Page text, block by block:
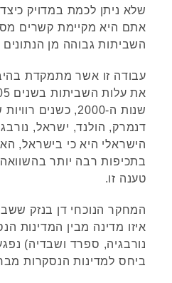
שלא ניתן לכמת במדויק
אתם היא מקיימת קשרים
השביתות גבוהה מן
עבודה זו אשר מתמקדת
שנות ה-2000,
דנמרק, הולנד, ישראל,
הישראלי היא כי בישראל,
בתכיפות רבה יותר
טענה זו.
המחקר הנוכחי דן בנזק
איזו מדינה מבין המדינות
נורבגיה, ספרד ושבדיה)
ביחס למדינות הנסקרות